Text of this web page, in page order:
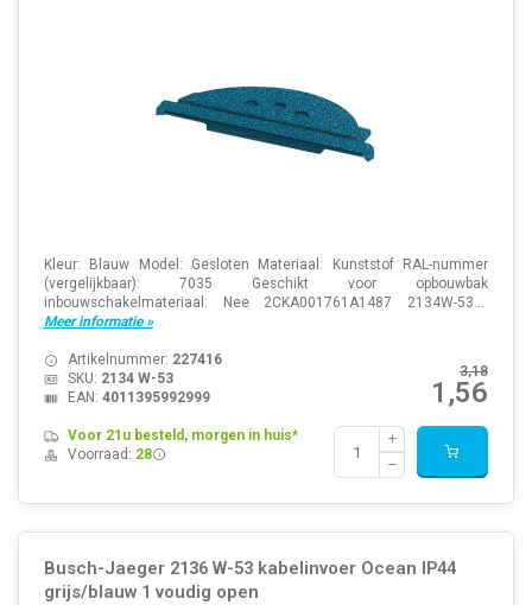
Kleur: Blauw Model: Gesloten Materiaal: Kunststof RAL-nummer
(vergelijkbaar): 7035 Geschikt voor opbouwbak
inbouwschakelmateriaal: Nee 2CKA001761A1487 2134W-53...
Meer informatie »
3,18
1,56
Artikelnummer: 227416
SKU: 2134 W-53
EAN: 4011395992999
Voor 21u besteld, morgen in huis*
Voorraad: 28
Busch-Jaeger 2136 W-53 kabelinvoer Ocean IP44
grijs/blauw 1 voudig open